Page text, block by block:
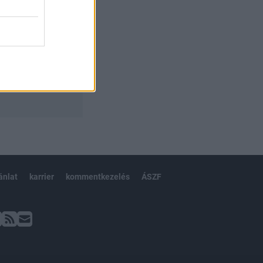
karrier kommentkezelés ÁSZF